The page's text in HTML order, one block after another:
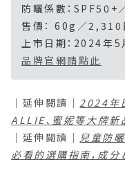
防曬係數：SPF50+
售價： 60g／2,310
上市日期：2024年5
品牌官網請點此
｜延伸閱讀｜ 2024年
ALLIE、蜜妮等大牌
｜延伸閱讀｜ 兒童防
必看的選購指南，成